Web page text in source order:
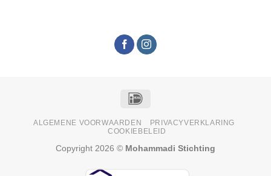
ALGEMENE VOORWAARDEN
PRIVACYVERKLARING
COOKIEBELEID
Copyright 2026 © Mohammadi Stichting